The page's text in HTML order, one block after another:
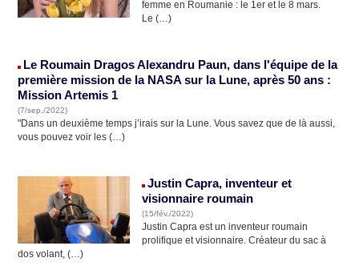
femme en Roumanie : le 1er et le 8 mars.
Le (…)
Le Roumain Dragos Alexandru Paun, dans l'équipe de la
première mission de la NASA sur la Lune, après 50 ans :
Mission Artemis 1
(7/sep./2022)
"Dans un deuxième temps j’irais sur la Lune. Vous savez que de là aussi,
vous pouvez voir les (…)
Justin Capra, inventeur et
visionnaire roumain
(15/fév./2022)
Justin Capra est un inventeur roumain
prolifique et visionnaire. Créateur du sac à
dos volant, (…)